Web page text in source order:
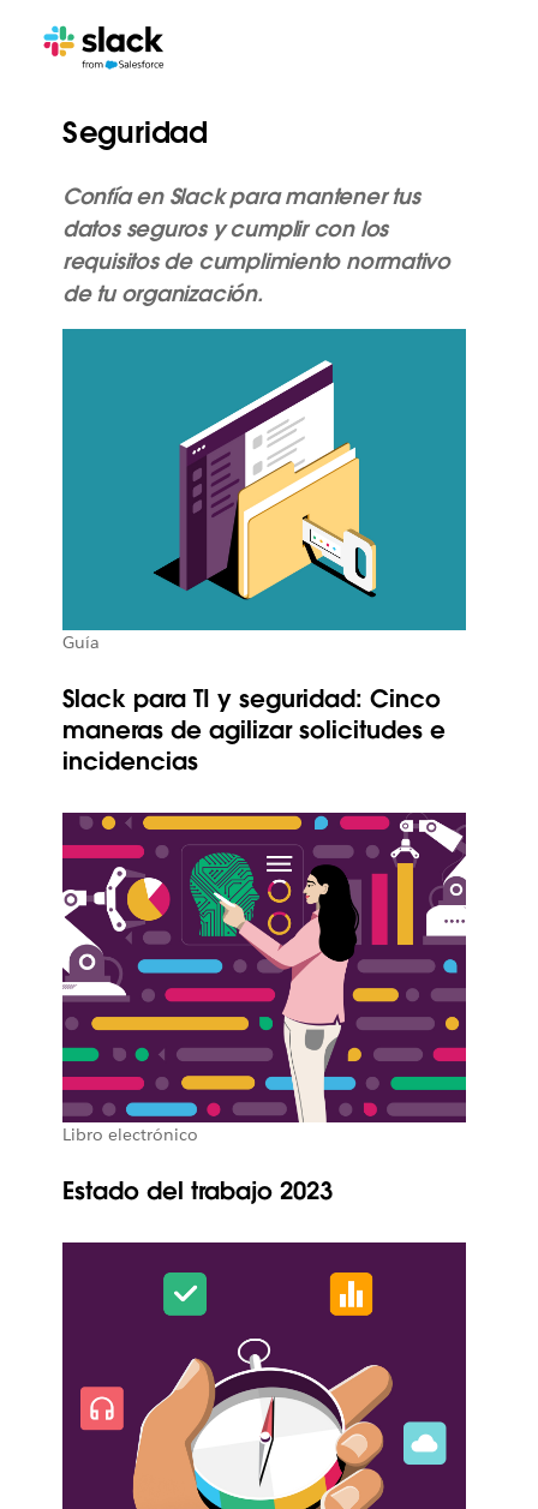
Seguridad
Confía en Slack para mantener tus
datos seguros y cumplir con los
requisitos de cumplimiento normativo
de tu organización.
Guía
Slack para TI y seguridad: Cinco
maneras de agilizar solicitudes e
incidencias
Libro electrónico
Estado del trabajo 2023